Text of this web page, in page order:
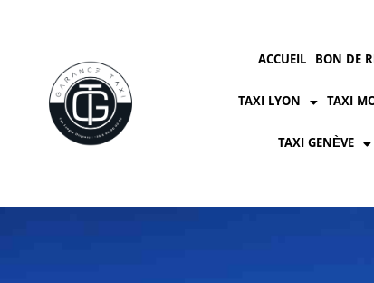
ACCUEIL BON DE
TAXI LYON TAXI
TAXI GENÈVE